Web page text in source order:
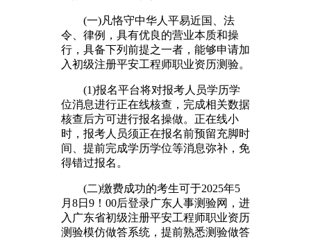
(一)凡恪守中华人平易近国、法
令、律例，具有优良的营业本质和操
行，具备下列前提之一者，能够申请加
入初级注册平安工程师职业资历测验。
(1)报名平台将对报考人员学历学
位消息进行正在线核查，完成相关数据
核查后方可进行报名操做。正在线小
时，报考人员须正在报名前预留充脚时
间、提前完成学历学位等消息弥补，免
得错过报名。
(二)缴费成功的考生可于2025年5
月8日9！00后登录广东人事测验网，进
入广东省初级注册平安工程师职业资历
测验模仿做答系统，提前熟悉测验做答